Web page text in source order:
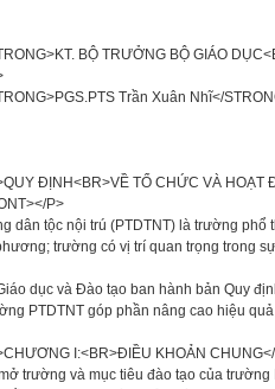
BỘ TRƯỞNG BỘ GIÁO
Trần Xuân Nhĩ</
ĐỊNH<BR>VỀ TỔ CHỨC VÀ HOẠT
P>
dân tộc nội trú (PTDTNT) là trường phổ
trường có vị trí quan trọng trong
dục và Đào tạo ban hành bản Quy
PTDTNT góp phần nâng cao hiệu
I:<BR>ĐIỀU KHOẢN
trường và mục tiêu đào tạo của trường